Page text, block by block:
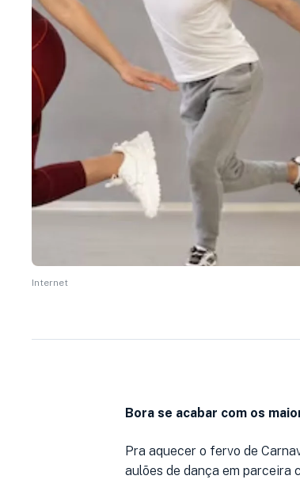
Internet
Bora se acabar com os
Pra aquecer o fervo de
aulões de dança em parceira